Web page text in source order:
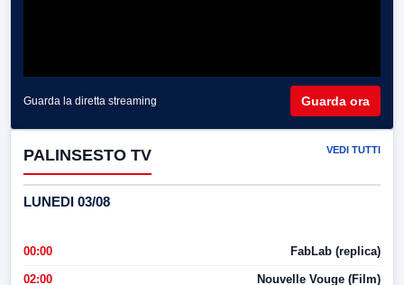
Guarda la diretta streaming Guarda ora
PALINSESTO TV VEDI TUTTI
LUNEDI 03/08
00:00 FabLab (replica)
02:00 Nouvelle Vouge (Film)